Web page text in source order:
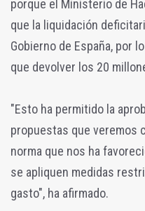
porque el Ministerio de
que la liquidación
Gobierno de España, por
que devolver los 20
"Esto ha permitido la
propuestas que veremos
norma que nos ha
se apliquen medidas
gasto", ha afirmado.